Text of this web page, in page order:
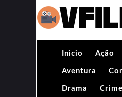
Inicio Ação
Aventura
Drama Crime